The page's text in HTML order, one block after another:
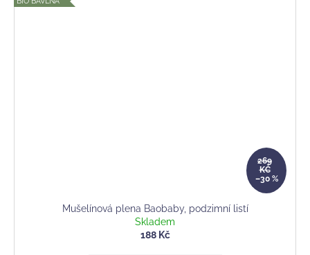
269
KČ
–30 %
Mušelínová plena Baobaby, podzimní listí
Skladem
188 Kč